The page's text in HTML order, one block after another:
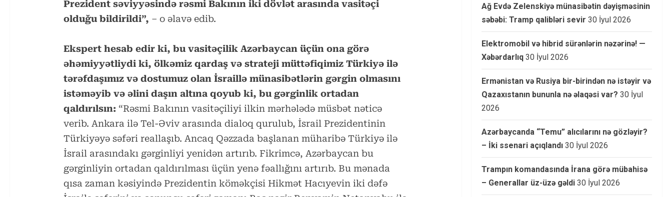
Prezident səviyyəsində rəsmi Bakının iki dövlət arasında vasitəçi
olduğu bildirildi”, – o əlavə edib.
Ekspert hesab edir ki, bu vasitəçilik Azərbaycan üçün ona görə
əhəmiyyətliydi ki, ölkəmiz qardaş və strateji müttəfiqimiz Türkiyə ilə
tərəfdaşımız və dostumuz olan İsraillə münasibətlərin gərgin olmasını
istəməyib və əlini daşın altına qoyub ki, bu gərginlik ortadan
qaldırılsın:“Rəsmi Bakının vasitəçiliyi ilkin mərhələdə müsbət nəticə
verib. Ankara ilə Tel-Əviv arasında dialoq qurulub, İsrail Prezidentinin
Türkiyəyə səfəri reallaşıb. Ancaq Qəzzada başlanan müharibə Türkiyə ilə
İsrail arasındakı gərginliyi yenidən artırıb. Fikrimcə, Azərbaycan bu
gərginliyin ortadan qaldırılması üçün yenə fəallığını artırıb. Bu mənada
qısa zaman kəsiyində Prezidentin köməkçisi Hikmət Hacıyevin iki dəfə
Ağ Evdə Zelenskiyə münasibətin dəyişməsinin
səbəbi: Tramp qalibləri sevir 30 İyul 2026
Elektromobil və hibrid sürənlərin nəzərinə! —
Xəbərdarlıq 30 İyul 2026
Ermənistan və Rusiya bir-birindən nə istəyir və
Qazaxıstanın bununla nə əlaqəsi var? 30 İyul
2026
Azərbaycanda “Temu” alıcılarını nə gözləyir?
– İki ssenari açıqlandı 30 İyul 2026
Trampın komandasında İrana görə mübahisə
– Generallar üz-üzə gəldi 30 İyul 2026